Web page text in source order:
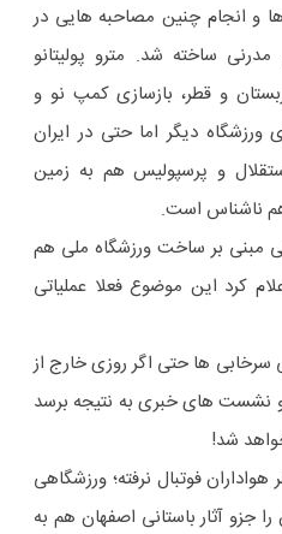
و انجام چنین مصاحبه هایی در
ساخته شد. مترو پولیتانو
و قطر، بازسازی کمپ نو و
ورزشگاه دیگر اما حتی در ایران
و پرسپولیس هم به زمین
ناشناس است.
مبنی بر ساخت ورزشگاه ملی هم
کرد این موضوع فعلا عملیاتی
ها حتی اگر روزی خارج از
های خبری به نتیجه برسد
شد!
فوتبال نرفته؛ ورزشگاهی
جزو آثار باستانی اصفهان هم به